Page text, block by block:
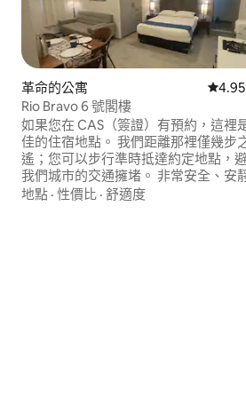
革命的公寓 從 42
Rio Bravo 6 號閣樓
如果您在 CAS（簽證）有預約，這裡
佳的住宿地點。 我們距離那裡僅幾步
遙；您可以步行準時抵達約定地點，
我們城市的交通擁堵。 非常安全、安靜且
位於市中心的房源，距眾多來台北必訪
地點 · 性價比 · 舒適度